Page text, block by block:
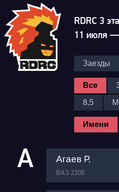
RDRC 3
11 июля
Заезды
Все
8,5
Имени
А Агаев Р.
ВАЗ 2108